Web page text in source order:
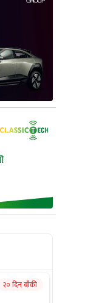
२० दिन बाँकी